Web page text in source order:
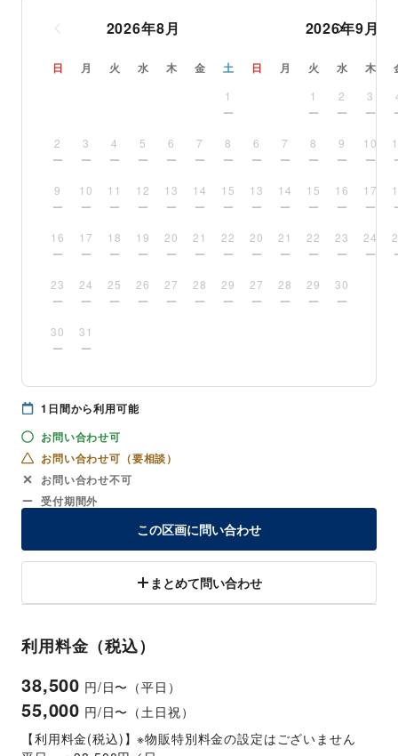
2026年8月
日 月 火 水 木 金 土
1
2 3 4 5 6 7 8
9 10 11 12 13 14 15
16 17 18 19 20 21 22
23 24 25 26 27 28 29
30 31
2026年9月
日 月 火 水 木
1 2 3
6 7 8 9 10
13 14 15 16 17
20 21 22 23 24
27 28 29 30
1 日間から利用可能
お問い合わせ可
お問い合わせ可（要相談）
お問い合わせ不可
受付期間外
この区画に問い合わせ
まとめて問い合わせ
利用料金（税込）
38,500 円/日〜（平日）
55,000 円/日〜（土日祝）
【利用料金(税込)】※物販特別料金の設定はございません